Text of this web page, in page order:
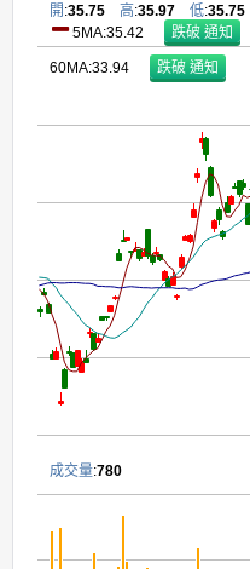
開 :35.75 高:35.97 低:35.75
5MA:35.42
60MA:33.94
成交量:780